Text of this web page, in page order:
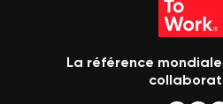
La référence